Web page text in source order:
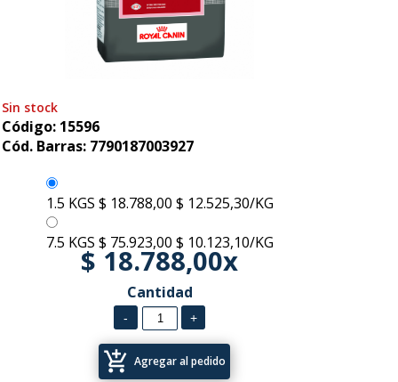
Sin stock
Código: 15596
Cód. Barras: 7790187003927
1.5 KGS $ 18.788,00 $ 12.525,30/KG
7.5 KGS $ 75.923,00 $ 10.123,10/KG
$ 18.788,00x
Cantidad
add_shopping_cart Agregar al pedido